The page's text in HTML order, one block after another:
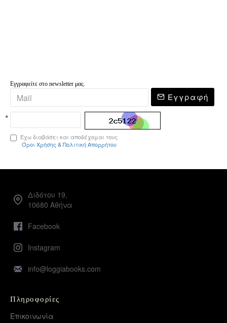
Εγγραφείτε στο newsletter μας.
Εγγραφή
Έχω διαβάσει και αποδέχομαι τους
Όροι Χρήσης & Πολιτική Απορρήτου
Διδότου 19,
10680 Αθήνα
Facebook
Instagram
info@loggiabooks.com
Πληροφορίες
Επικοινωνία